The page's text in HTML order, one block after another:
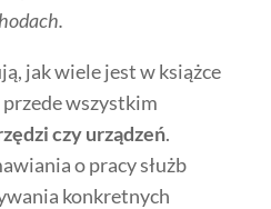
jak wiele jest w książce
wszystkim
czy urządzeń.
o pracy służb
konkretnych